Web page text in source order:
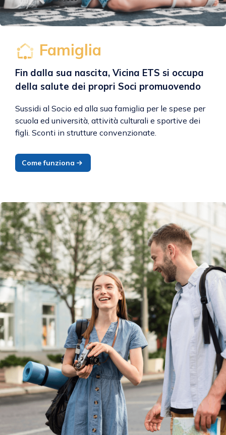
Famiglia
Fin dalla sua nascita, Vicina ETS si occupa
della salute dei propri Soci promuovendo
Sussidi al Socio ed alla sua famiglia per le spese per
scuola ed università, attività culturali e sportive dei
figli. Sconti in strutture convenzionate.
Come funziona